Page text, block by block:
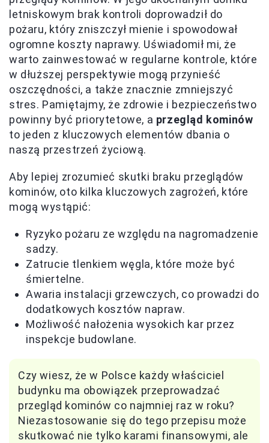
letniskowym brak kontroli doprowadził do
pożaru, który zniszczył mienie i spowodował
ogromne koszty naprawy. Uświadomił mi, że
warto zainwestować w regularne kontrole, które
w dłuższej perspektywie mogą przynieść
oszczędności, a także znacznie zmniejszyć
stres. Pamiętajmy, że zdrowie i bezpieczeństwo
powinny być priorytetowe, a przegląd kominów
to jeden z kluczowych elementów dbania o
naszą przestrzeń życiową.
Aby lepiej zrozumieć skutki braku przeglądów
kominów, oto kilka kluczowych zagrożeń, które
mogą wystąpić:
Ryzyko pożaru ze względu na nagromadzenie
sadzy.
Zatrucie tlenkiem węgla, które może być
śmiertelne.
Awaria instalacji grzewczych, co prowadzi do
dodatkowych kosztów napraw.
Możliwość nałożenia wysokich kar przez
inspekcje budowlane.
Czy wiesz, że w Polsce każdy właściciel
budynku ma obowiązek przeprowadzać
przegląd kominów co najmniej raz w roku?
Niezastosowanie się do tego przepisu może
skutkować nie tylko karami finansowymi, ale